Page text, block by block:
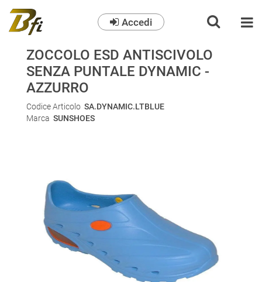
Accedi
ZOCCOLO ESD ANTISCIVOLO
SENZA PUNTALE DYNAMIC -
AZZURRO
Codice Articolo SA.DYNAMIC.LTBLUE
Marca SUNSHOES